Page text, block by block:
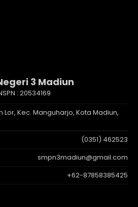
3 Madiun
: 20534169
Lor, Kec. Manguharjo, Kota Madiun,
(0351) 462523
smpn3madiun@gmail.com
+62-87858385425